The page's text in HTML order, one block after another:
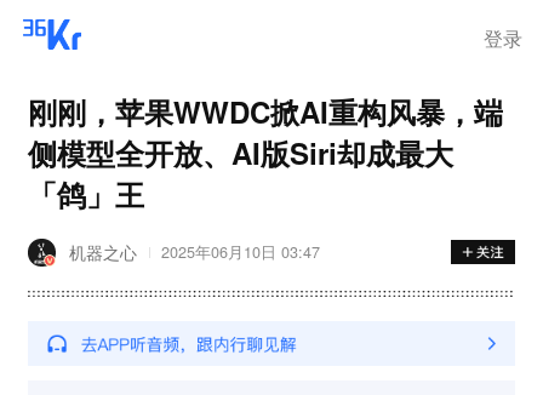
登录
刚刚，苹果WWDC掀AI重构风暴，端
侧模型全开放、AI版Siri却成最大
「鸽」王
机器之心 2025年06月10日 03:47